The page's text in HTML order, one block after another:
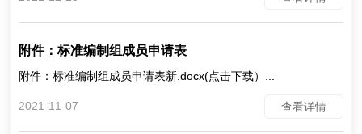
附件：标准编制组成员申请表
附件：标准编制组成员申请表新.docx(点击下载）...
2021-11-07 查看详情